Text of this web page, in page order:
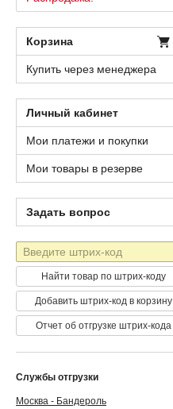
Корзина
Купить через менеджера
Личный кабинет
Мои платежи и покупки
Мои товары в резерве
Задать вопрос
Штрих-
код
Найти товар по штрих-коду
Добавить штрих-код в корзину
Отчет об отгрузке штрих-кода
Службы отгрузки
Москва - Бандероль